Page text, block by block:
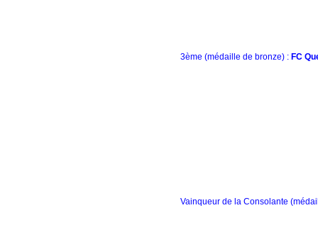
3ème (médaille de bronze) : FC
Vainqueur de la Consolante